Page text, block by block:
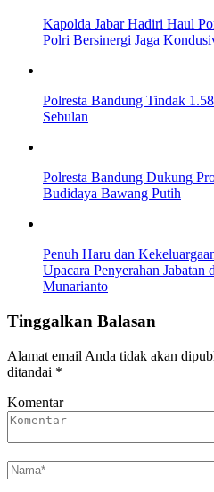
Kapolda Jabar Hadiri Haul
Polri Bersinergi Jaga
Polresta Bandung Tindak
Sebulan
Polresta Bandung Dukung
Budidaya Bawang Putih
Penuh Haru dan
Upacara Penyerahan
Munarianto
Tinggalkan Balasan
Alamat email Anda tidak akan
ditandai *
Komentar